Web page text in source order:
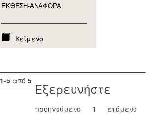
ΕΚΘΕΣΗ-ΑΝΑΦΟΡA
Κείμενο
1-5 από 5
προηγούμενο 1 επόμενο
Εξερευνήστε